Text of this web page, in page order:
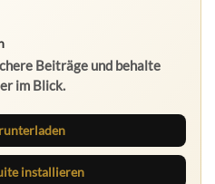
Beiträge und behalte
im Blick.
installieren